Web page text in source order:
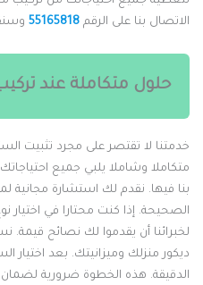
بنا على الرقم55165818وسنقدم
حلول متكاملة عند تركيب
لا تقتصر على مجرد تثبيت
وشاملا يلبي جميع احتياجاتك.
فيها. نقدم لك استشارة مجانية
إذا كنت محتارا في اختيار نوع
أن يقدموا لك نصائح قيمة.
منزلك وميزانيتك. بعد اختيار
هذه الخطوة ضرورية لضمان أن